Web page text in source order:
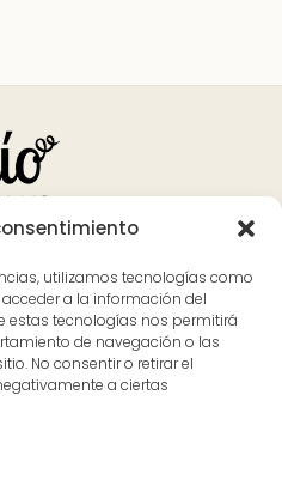
utilizamos tecnologías como
a la información del
estas tecnologías nos permitirá
de navegación o las
No consentir o retirar el
a ciertas
Pay
Pay
PayPal
Dónde estamos
Avenida Pureza Canelo, 59, en